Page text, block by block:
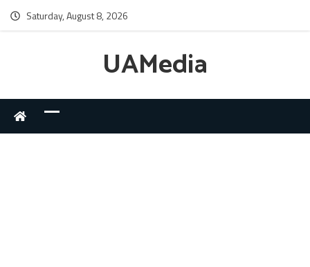
Saturday, August 8, 2026
UAMedia